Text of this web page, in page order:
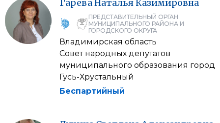
ГареваНаталья Казимировна
ПРЕДСТАВИТЕЛЬНЫЙ ОРГАН
МУНИЦИПАЛЬНОГО РАЙОНА И
ГОРОДСКОГО ОКРУГА
Владимирская область
Совет народных депутатов
муниципального образования город
Гусь-Хрустальный
Беспартийный